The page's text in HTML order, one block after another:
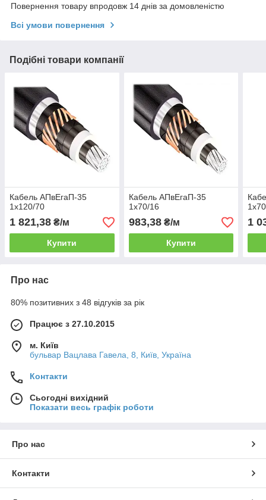
Повернення товару впродовж 14 днів за домовленістю
Всі умови повернення
Подібні товари компанії
Кабель АПвЕгаП-35
1х120/70
1 821,38 ₴/м
Купити
Кабель АПвЕгаП-35
1х70/16
983,38₴/м
Купити
1
Про нас
80% позитивних з 48 відгуків за рік
Працює з 27.10.2015
м. Київ
бульвар Вацлава Гавела, 8, Київ, Україна
Контакти
Сьогодні вихідний
Показати весь графік роботи
Про нас
Контакти